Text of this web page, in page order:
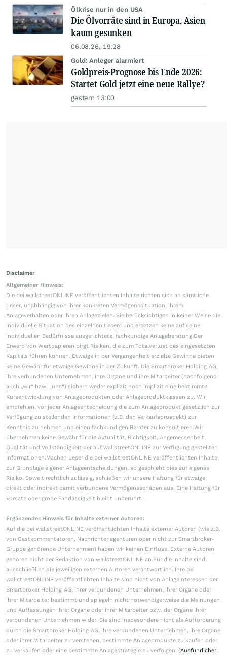
Ölkrise nur in den USA
Die Ölvorräte sind in Europa, Asien
kaum gesunken
06.08.26, 19:28
Gold: Anleger alarmiert
Goldpreis-Prognose bis Ende 2026:
Startet Gold jetzt eine neue Rallye?
gestern 13:00
Disclaimer
Allgemeiner Hinweis:
Die bei wallstreetONLINE veröffentlichten Inhalte richten sich an sämtliche
Leser, unabhängig von ihrer konkreten Vermögenssituation, ihrem
Anlageverhalten oder ihren Anlagezielen. Sie berücksichtigen in keiner Weise die
individuelle Situation des einzelnen Lesers und ersetzen keine auf seine
individuellen Bedürfnisse ausgerichtete, fachkundige Anlageberatung.Der
Erwerb von Wertpapieren birgt Risiken, die zum Totalverlust des eingesetzten
Kapitals führen können. Etwaige in der Vergangenheit erzielte Gewinne bieten
keine Gewähr für etwaige Gewinne in der Zukunft. Die Smartbroker Holding AG,
ihre verbundenen Unternehmen, ihre Organe und ihre Mitarbeiter (nachfolgend
auch „wir“ bzw. „uns“) sichern weder explizit noch implizit eine bestimmte
Kursentwicklung von Anlageprodukten oder Anlageproduktklassen zu. Wir
empfehlen, vor jeder Anlageentscheidung die zum Anlageprodukt gesetzlich zur
Verfügung zu stellenden Informationen (z.B. den Verkaufsprospekt) zur
Kenntnis zu nehmen und einen fachkundigen Berater zu konsultieren.Wir
übernehmen keine Gewähr für die Aktualität, Richtigkeit, Angemessenheit,
Qualität und Vollständigkeit der auf wallstreetONLINE zur Verfügung gestellten
Informationen.Machen Leser die bei wallstreetONLINE veröffentlichten Inhalte
zur Grundlage eigener Anlageentscheidungen, so geschieht dies auf eigenes
Risiko. Soweit rechtlich zulässig, schließen wir unsere Haftung für etwaige
direkt oder indirekt damit verbundene Vermögensschäden aus. Eine Haftung für
Vorsatz oder grobe Fahrlässigkeit bleibt unberührt.
Ergänzender Hinweis für Inhalte externer Autoren:
Auf die bei wallstreetONLINE veröffentlichten Inhalte externer Autoren (wie z.B.
von Gastkommentatoren, Nachrichtenagenturen oder nicht zur Smartbroker-
Gruppe gehörende Unternehmen) haben wir keinen Einfluss. Externe Autoren
gehören nicht der Redaktion von wallstreetONLINE an.Für die Inhalte sind
ausschließlich die jeweiligen externen Autoren verantwortlich. Ihre bei
wallstreetONLINE veröffentlichten Inhalte sind nicht von Anlageinteressen der
Smartbroker Holding AG, ihrer verbundenen Unternehmen, ihrer Organe oder
ihrer Mitarbeiter bestimmt und spiegeln nicht notwendigerweise die Meinungen
und Auffassungen ihrer Organe oder ihrer Mitarbeiter bzw. der Organe ihrer
verbundenen Unternehmen wider. Sie sind insbesondere nicht als Aufforderung
durch die Smartbroker Holding AG, ihre verbundenen Unternehmen, ihre Organe
oder ihrer Mitarbeiter zu verstehen, bestimmte Anlageprodukte zu kaufen oder
zu verkaufen oder eine bestimmte Anlagestrategie zu verfolgen. (Ausführlicher